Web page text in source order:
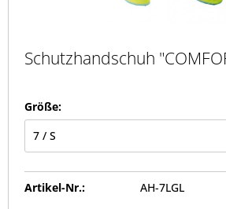
Schutzhandschuh
Größe:
Artikel-Nr.: AH-7LGL